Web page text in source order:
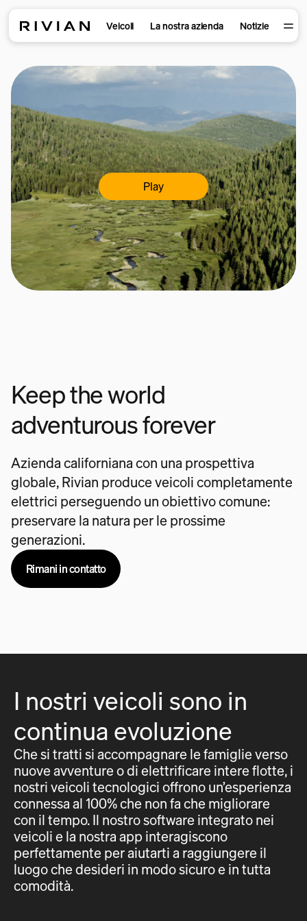
Veicoli La nostra azienda Notizie
Play
Keep the world
adventurous forever
Azienda californiana con una prospettiva
globale, Rivian produce veicoli completamente
elettrici perseguendo un obiettivo comune:
preservare la natura per le prossime
generazioni.
Rimani in contatto
I nostri veicoli sono in
continua evoluzione
Che si tratti si accompagnare le famiglie verso
nuove avventure o di elettrificare intere flotte, i
nostri veicoli tecnologici offrono un’esperienza
connessa al 100% che non fa che migliorare
con il tempo. Il nostro software integrato nei
veicoli e la nostra app interagiscono
perfettamente per aiutarti a raggiungere il
luogo che desideri in modo sicuro e in tutta
comodità.